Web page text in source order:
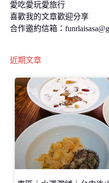
愛吃愛玩愛旅行
喜歡我的文章歡迎分享
合作邀約信箱：
近期文章